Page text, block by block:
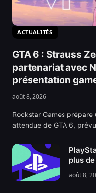
ACTUALITÉS
GTA 6 : Strauss
partenariat avec
présentation
août 8, 2026
Rockstar Games
attendue de GTA 6,
plus
août 8,